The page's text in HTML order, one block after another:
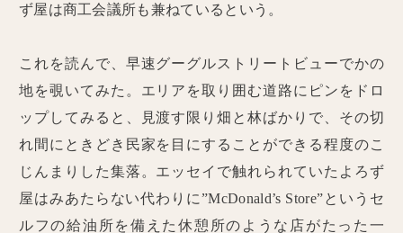
ず屋は商工会議所も兼ねているという。
これを読んで、早速グーグルストリートビューでかの
地を覗いてみた。エリアを取り囲む道路にピンをドロ
ップしてみると、見渡す限り畑と林ばかりで、その切
れ間にときどき民家を目にすることができる程度のこ
じんまりした集落。エッセイで触れられていたよろず
屋はみあたらない代わりに”McDonald’s Store”というセ
ルフの給油所を備えた休憩所のような店がたった一